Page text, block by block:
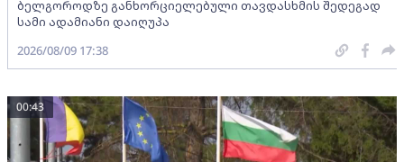
ბელგოროდზე განხორციელებული თავდასხმის შედეგად
სამი ადამიანი დაიღუპა
2026/08/09 17:38
00:43